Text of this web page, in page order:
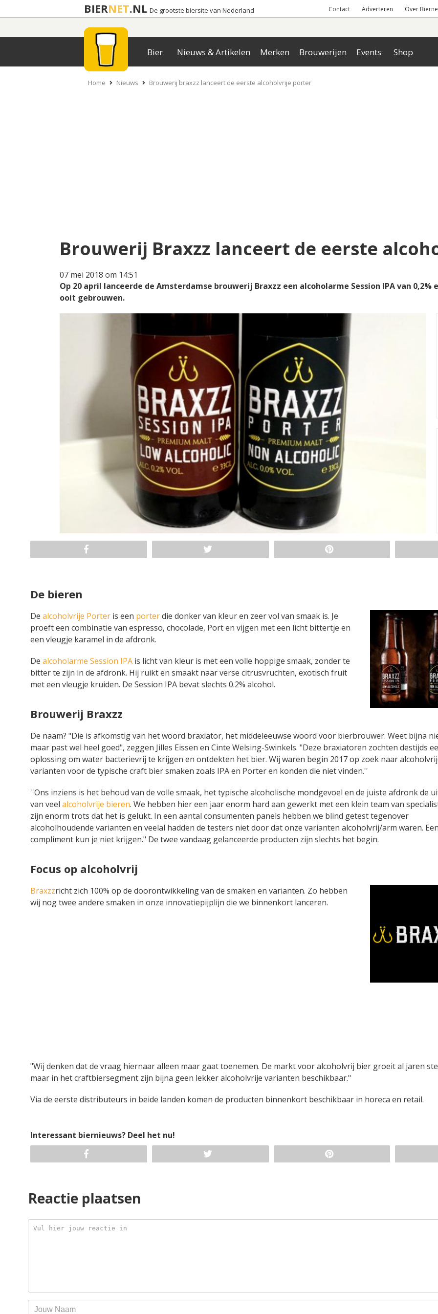
BIERNET.NL De grootste biersite van Nederland Contact Adverteren Over
Bier Nieuws & Artikelen Merken Brouwerijen Events Shop
Home Nieuws Brouwerij braxzz lanceert de eerste alcoholvrije porter
Brouwerij Braxzz lanceert de eerste
07 mei 2018 om 14:51
Op 20 april lanceerde de Amsterdamse brouwerij Braxzz een alcoholarme Session IPA van
ooit gebrouwen.
De bieren
De alcoholvrije Porteris een porterdie donker van kleur en zeer vol van smaak is. Je
proeft een combinatie van espresso, chocolade, Port en vijgen met een licht bittertje en
een vleugje karamel in de afdronk.
De alcoholarme Session IPAis licht van kleur is met een volle hoppige smaak, zonder te
bitter te zijn in de afdronk. Hij ruikt en smaakt naar verse citrusvruchten, exotisch fruit
met een vleugje kruiden. De Session IPA bevat slechts 0.2% alcohol.
Brouwerij Braxzz
De naam? "Die is afkomstig van het woord braxiator, het middeleeuwse woord voor bierbrouwer. Weet bijna
maar past wel heel goed", zeggen Jilles Eissen en Cinte Welsing-Swinkels. "Deze braxiatoren zochten destijds
oplossing om water bacterievrij te krijgen en ontdekten het bier. Wij waren begin 2017 op zoek naar
varianten voor de typische craft bier smaken zoals IPA en Porter en konden die niet vinden.''
''Ons inziens is het behoud van de volle smaak, het typische alcoholische mondgevoel en de juiste afdronk de
van veel alcoholvrije bieren. We hebben hier een jaar enorm hard aan gewerkt met een klein team van
zijn enorm trots dat het is gelukt. In een aantal consumenten panels hebben we blind getest tegenover
alcoholhoudende varianten en veelal hadden de testers niet door dat onze varianten alcoholvrij/arm waren.
compliment kun je niet krijgen." De twee vandaag gelanceerde producten zijn slechts het begin.
Focus op alcoholvrij
Braxzzricht zich 100% op de doorontwikkeling van de smaken en varianten. Zo hebben
wij nog twee andere smaken in onze innovatiepijplijn die we binnenkort lanceren.
"Wij denken dat de vraag hiernaar alleen maar gaat toenemen. De markt voor alcoholvrij bier groeit al jaren
maar in het craftbiersegment zijn bijna geen lekker alcoholvrije varianten beschikbaar."
Via de eerste distributeurs in beide landen komen de producten binnenkort beschikbaar in horeca en retail.
Interessant biernieuws? Deel het nu!
Reactie plaatsen